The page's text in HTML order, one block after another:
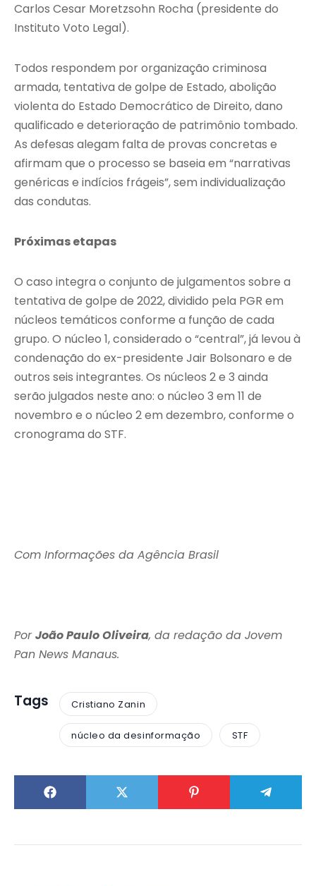
Carlos Cesar Moretzsohn Rocha (presidente do
Instituto Voto Legal).
Todos respondem por organização criminosa
armada, tentativa de golpe de Estado, abolição
violenta do Estado Democrático de Direito, dano
qualificado e deterioração de patrimônio tombado.
As defesas alegam falta de provas concretas e
afirmam que o processo se baseia em “narrativas
genéricas e indícios frágeis”, sem individualização
das condutas.
Próximas etapas
O caso integra o conjunto de julgamentos sobre a
tentativa de golpe de 2022, dividido pela PGR em
núcleos temáticos conforme a função de cada
grupo. O núcleo 1, considerado o “central”, já levou à
condenação do ex-presidente Jair Bolsonaro e de
outros seis integrantes. Os núcleos 2 e 3 ainda
serão julgados neste ano: o núcleo 3 em 11 de
novembro e o núcleo 2 em dezembro, conforme o
cronograma do STF.
Com Informações da Agência Brasil
PorJoão Paulo Oliveira, da redação da Jovem
Pan News Manaus.
Tags Cristiano Zanin
núcleo da desinformação STF